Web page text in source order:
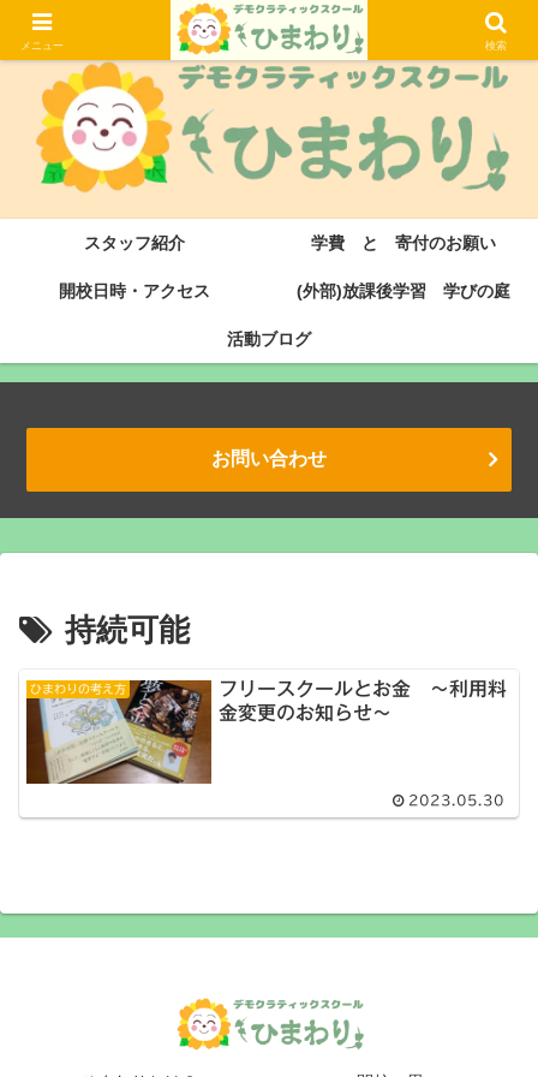
大津市にある滋賀県初のデモクラティックスクール・サドベリースクールです
スタッフ紹介 学費 と 寄付のお願い
開校日時・アクセス (外部)放課後学習 学びの庭
活動ブログ
お問い合わせ
持続可能
ひまわりの考え方
フリースクールとお金 ～利用料
金変更のお知らせ～
2023.05.30
メニュー 検索